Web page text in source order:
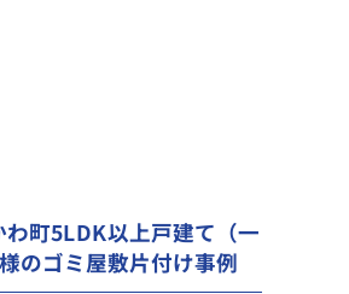
わ町5LDK以上戸建て（一
のゴミ屋敷片付け事例